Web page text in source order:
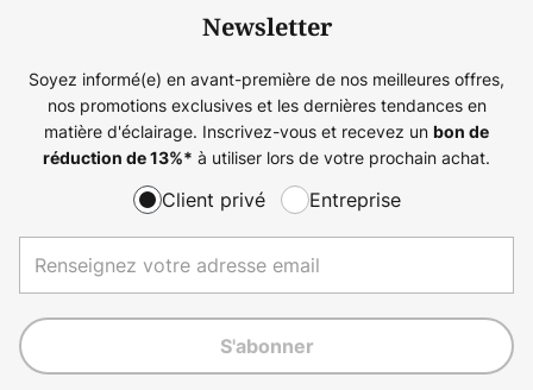
Newsletter
Soyez informé(e) en avant-première de nos meilleures offres,
nos promotions exclusives et les dernières tendances en
matière d'éclairage. Inscrivez-vous et recevez un bon de
réduction de13%* à utiliser lors de votre prochain achat.
Client privé Entreprise
S'abonner